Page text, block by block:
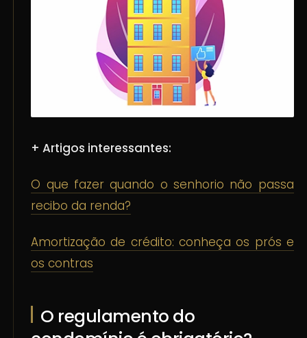
+ Artigos interessantes:
O que fazer quando o senhorio não passa
recibo da renda?
Amortização de crédito: conheça os prós e
os contras
O regulamento do